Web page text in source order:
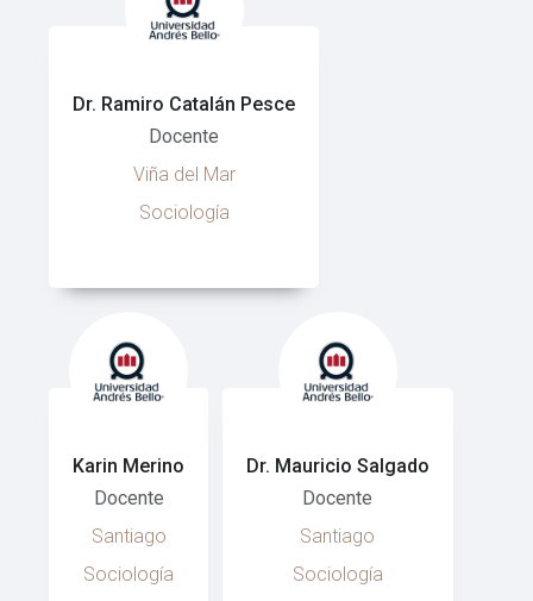
Dr. Ramiro Catalán Pesce
Docente
Viña del Mar
Sociología
Karin Merino
Docente
Santiago
Sociología
Dr. Mauricio Salgado
Docente
Santiago
Sociología